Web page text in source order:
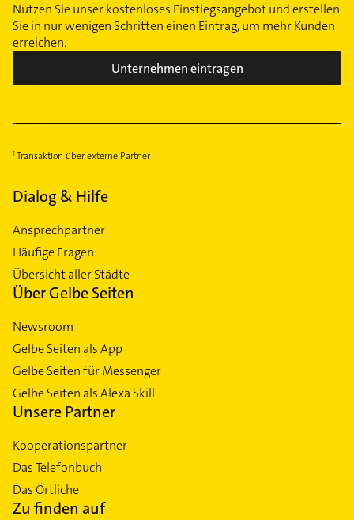
Nutzen Sie unser kostenloses Einstiegsangebot und erstellen
Sie in nur wenigen Schritten einen Eintrag, um mehr Kunden
erreichen.
Unternehmen eintragen
Transaktion über externe Partner
Dialog & Hilfe
Ansprechpartner
Häufige Fragen
Übersicht aller Städte
Über Gelbe Seiten
Newsroom
Gelbe Seiten als App
Gelbe Seiten für Messenger
Gelbe Seiten als Alexa Skill
Unsere Partner
Kooperationspartner
Das Telefonbuch
Das Örtliche
Zu finden auf